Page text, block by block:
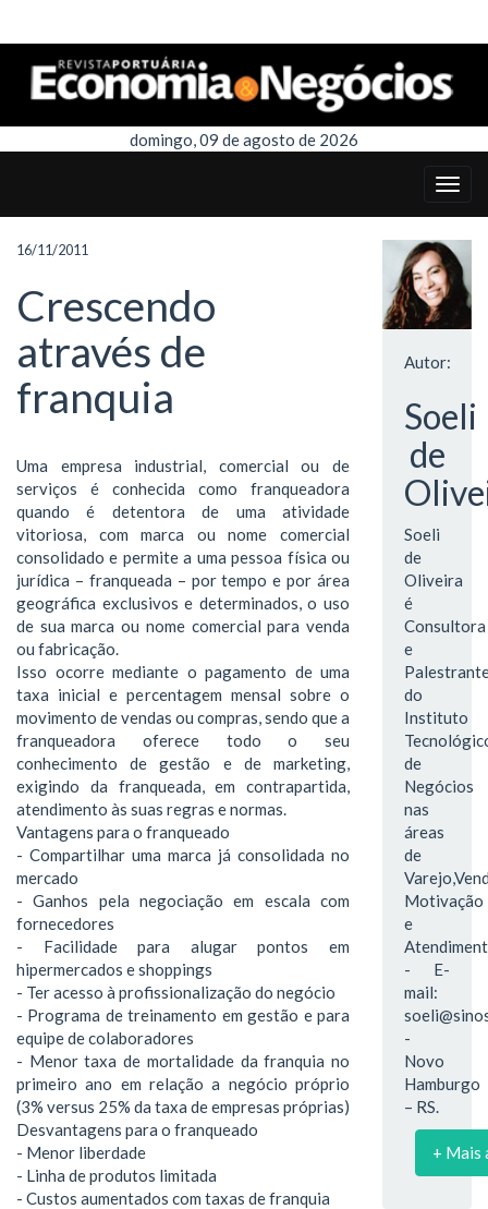
domingo, 09 de agosto de 2026
16/11/2011
Crescendo
através de
franquia
Uma empresa industrial, comercial ou de
serviços é conhecida como franqueadora
quando é detentora de uma atividade
vitoriosa, com marca ou nome comercial
consolidado e permite a uma pessoa física ou
jurídica – franqueada – por tempo e por área
geográfica exclusivos e determinados, o uso
de sua marca ou nome comercial para venda
ou fabricação.
Isso ocorre mediante o pagamento de uma
taxa inicial e percentagem mensal sobre o
movimento de vendas ou compras, sendo que a
franqueadora oferece todo o seu
conhecimento de gestão e de marketing,
exigindo da franqueada, em contrapartida,
atendimento às suas regras e normas.
Vantagens para o franqueado
- Compartilhar uma marca já consolidada no
mercado
- Ganhos pela negociação em escala com
fornecedores
- Facilidade para alugar pontos em
hipermercados e shoppings
- Ter acesso à profissionalização do negócio
- Programa de treinamento em gestão e para
equipe de colaboradores
- Menor taxa de mortalidade da franquia no
primeiro ano em relação a negócio próprio
(3% versus 25% da taxa de empresas próprias)
Desvantagens para o franqueado
- Menor liberdade
- Linha de produtos limitada
- Custos aumentados com taxas de franquia
Autor:
Soeli
de
Soeli
de
Oliveira
é
Consultora
e
do
Instituto
de
Negócios
nas
áreas
de
Motivação
e
- E-
mail:
-
Novo
Hamburgo
– RS.
+ Mais